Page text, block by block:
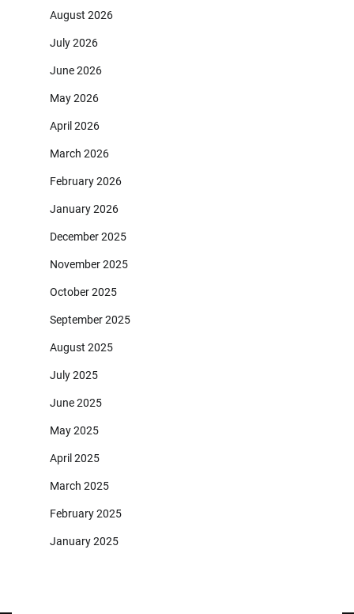
August 2026
July 2026
June 2026
May 2026
April 2026
March 2026
February 2026
January 2026
December 2025
November 2025
October 2025
September 2025
August 2025
July 2025
June 2025
May 2025
April 2025
March 2025
February 2025
January 2025